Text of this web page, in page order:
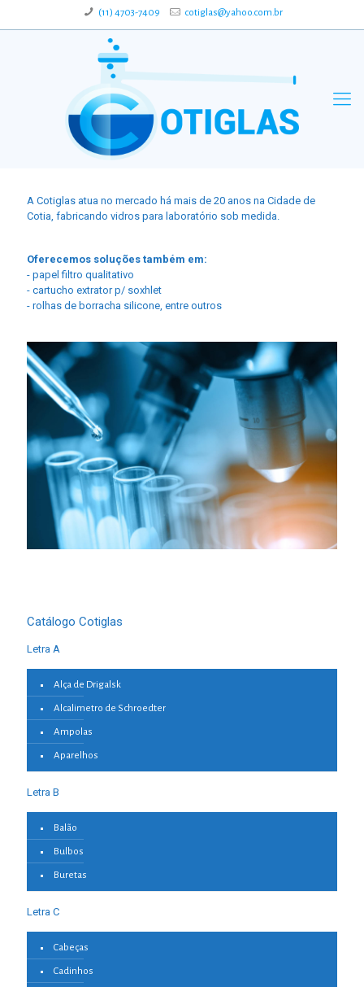
(11) 4703-7409 cotiglas@yahoo.com.br
A Cotiglas atua no mercado há mais de 20 anos na Cidade de
Cotia, fabricando vidros para laboratório sob medida.
Oferecemos soluções também em:
- papel filtro qualitativo
- cartucho extrator p/ soxhlet
- rolhas de borracha silicone, entre outros
Catálogo Cotiglas
Letra A
Alça de Drigalsk
Alcalimetro de Schroedter
Ampolas
Aparelhos
Letra B
Balão
Bulbos
Buretas
Letra C
Cabeças
Cadinhos